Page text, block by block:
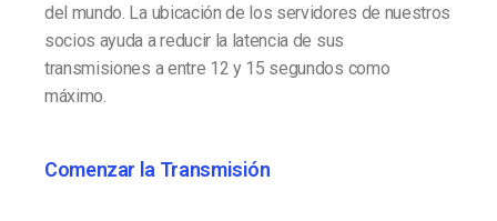
del mundo. La ubicación de los servidores de nuestros
socios ayuda a reducir la latencia de sus
transmisiones a entre 12 y 15 segundos como
máximo.
Comenzar la Transmisión